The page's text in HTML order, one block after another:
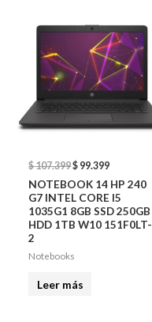
$107.399$ 99.399
NOTEBOOK 14 HP 240
G7 INTEL CORE I5
1035G1 8GB SSD 250GB
HDD 1TB W10 151F0LT-
2
Notebooks
Leer más